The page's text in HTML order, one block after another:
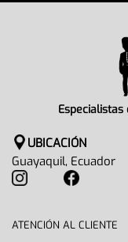
Especialistas
UBICACIÓN
Guayaquil, Ecuador
ATENCIÓN AL CLIENTE